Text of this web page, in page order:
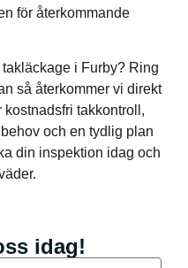
för återkommande
i Furby? Ring
så återkommer vi direkt
takkontroll,
och en tydlig plan
din inspektion idag och
idag!